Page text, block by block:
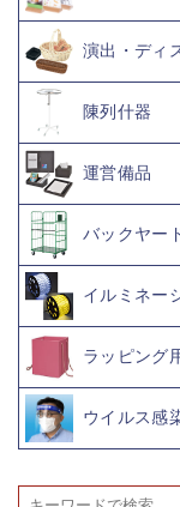
演出・ディ
陳列什器
運営備品
バックヤー
イルミネー
ラッピング
ウイルス感